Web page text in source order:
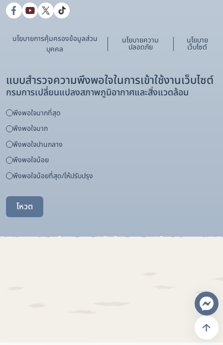
นโยบายการคุ้มครองข้อมูลส่วน
บุคคล
นโยบายความ
ปลอดภัย
นโยบาย
เว็บไซต์
แบบสำรวจความพึงพอใจในการเข้าใช้งานเว็บไซต์
กรมการเปลี่ยนแปลงสภาพภูมิอากาศและสิ่งแวดล้อม
พึงพอใจมากที่สุด
พึงพอใจมาก
พึงพอใจปานกลาง
พึงพอใจน้อย
พึงพอใจน้อยที่สุด/ให้ปรับปรุง
โหวต